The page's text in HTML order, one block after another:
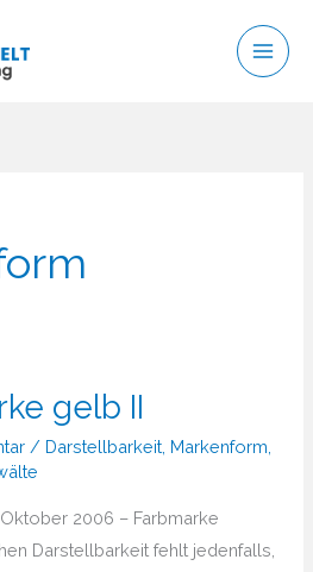
gelb II
/ Darstellbarkeit Markenform
2006 – Farbmarke
Darstellbarkeit fehlt jedenfalls,